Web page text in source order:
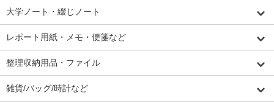
大学ノート・綴じノート
レポート用紙・メモ・便箋など
整理収納用品・ファイル
雑貨/バッグ/時計など